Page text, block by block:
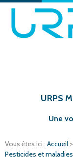
URPS
Une
Vous êtes ici : Accueil >
Pesticides et